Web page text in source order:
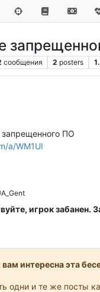
сообщения 2 posters
ПО
a/WM1UI
игрок забанен.
интересна эта
одни и те же посты